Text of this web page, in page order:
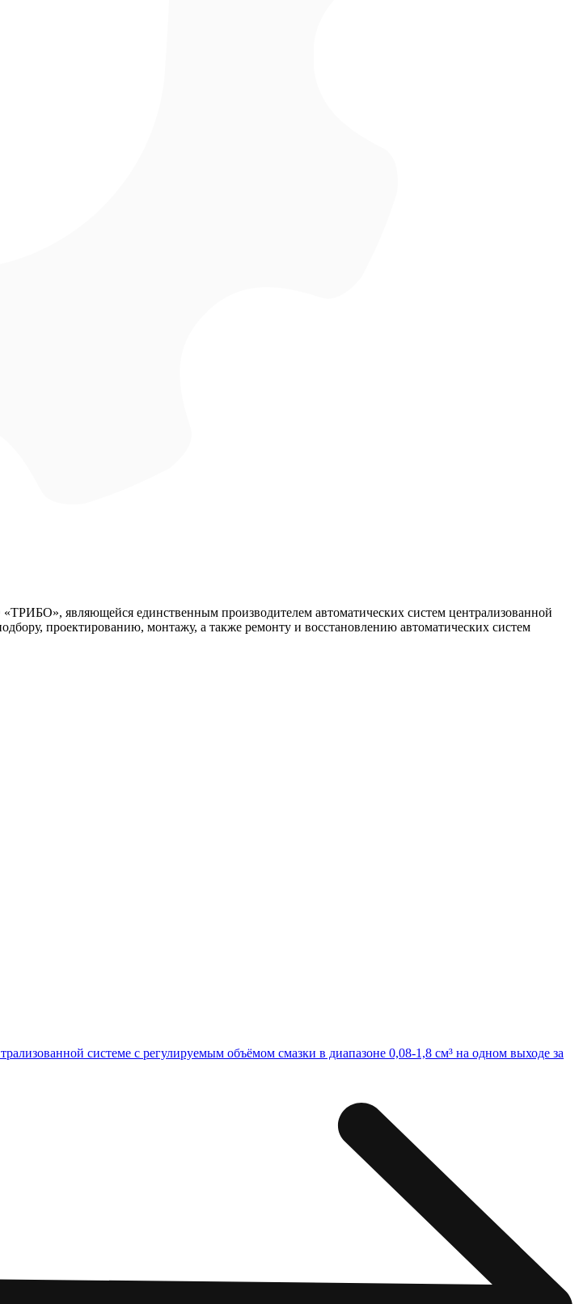
являющейся единственным производителем автоматических систем централизованной
проектированию, монтажу, а также ремонту и восстановлению автоматических систем
системе с регулируемым объёмом смазки в диапазоне 0,08-1,8 см³ на одном выходе за